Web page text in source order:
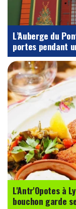
L’Auberge du
portes pendant
L'Antr'Opotes à
bouchon garde